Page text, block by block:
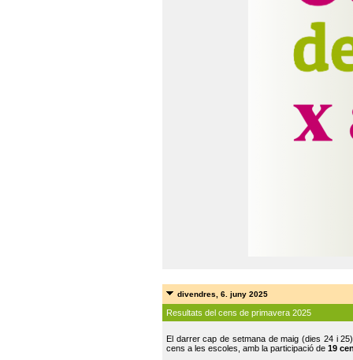
divendres, 6. juny 2025
Resultats del cens de primavera 2025
El darrer cap de setmana de maig (dies 24 i
cens a les escoles, amb la participació de 19